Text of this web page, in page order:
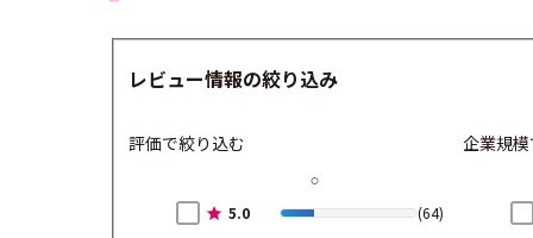
レビュー情報の絞り込み
評価で絞り込む
5.0 (64)
企業規